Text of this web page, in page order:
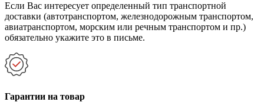
Если Вас интересует определенный тип транспортной
доставки (автотранспортом, железнодорожным транспортом,
авиатранспортом, морским или речным транспортом и пр.)
обязательно укажите это в письме.
Гарантии на товар